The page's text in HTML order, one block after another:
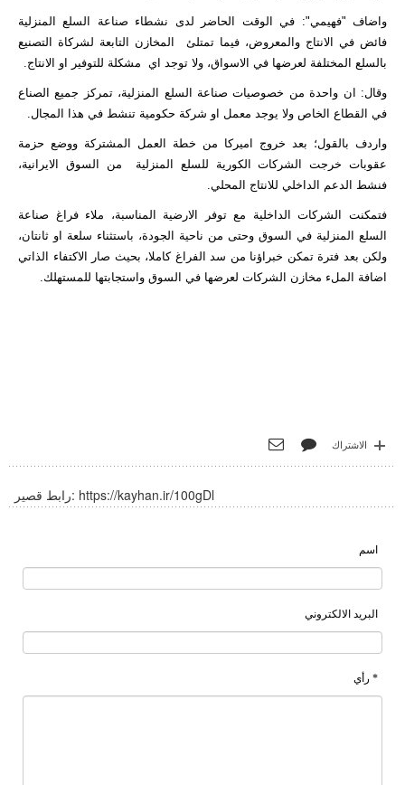
واضاف "فهيمي": في الوقت الحاضر لدى نشطاء صناعة السلع المنزلية
فائض في الانتاج والمعروض، فيما تمتلئ المخازن التابعة لشركاة التصنيع
بالسلع المختلفة لعرضها في الاسواق، ولا توجد اي مشكلة للتوفير او الانتاج.
وقال: ان واحدة من خصوصيات صناعة السلع المنزلية، تمركز جميع الصناع
في القطاع الخاص ولا يوجد معمل او شركة حكومية تنشط في هذا المجال.
واردف بالقول؛ بعد خروج اميركا من خطة العمل المشتركة ووضع حزمة
عقوبات خرجت الشركات الكورية للسلع المنزلية من السوق الايرانية،
فنشط الدعم الداخلي للانتاج المحلي.
فتمكنت الشركات الداخلية مع توفر الارضية المناسبة، ملاء فراغ صناعة
السلع المنزلية في السوق وحتى من ناحية الجودة، باستثناء سلعة او ثانتان،
ولكن بعد فترة تمكن خبراؤنا من سد الفراغ كاملا، بحيث صار الاكتفاء الذاتي
اضافة الملء مخازن الشركات لعرضها في السوق واستجابتها للمستهلك.
الاشتراك
رابط قصير: https://kayhan.ir/100gDl
اسم
البريد الالكتروني
* رأي